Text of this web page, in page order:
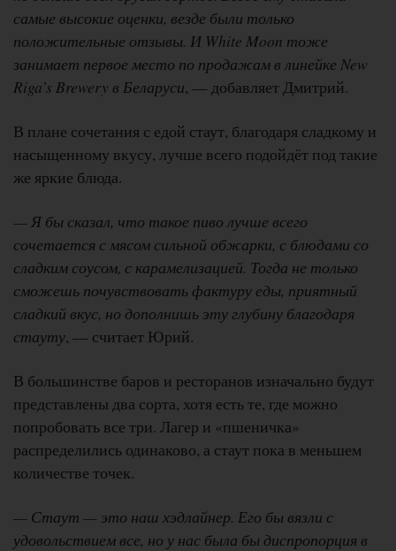
самые высокие оценки, везде были только
положительные отзывы. И White Moon тоже
занимает первое место по продажам в линейке New
Riga’s Brewery в Беларуси, — добавляет Дмитрий.
В плане сочетания с едой стаут, благодаря сладкому и
насыщенному вкусу, лучше всего подойдёт под такие
же яркие блюда.
— Я бы сказал, что такое пиво лучше всего
сочетается с мясом сильной обжарки, с блюдами со
сладким соусом, с карамелизацией. Тогда не только
сможешь почувствовать фактуру еды, приятный
сладкий вкус, но дополнишь эту глубину благодаря
стауту, — считает Юрий.
В большинстве баров и ресторанов изначально будут
представлены два сорта, хотя есть те, где можно
попробовать все три. Лагер и «пшеничка»
распределились одинаково, а стаут пока в меньшем
количестве точек.
— Стаут — это наш хэдлайнер. Его бы вязли с
удовольствием все, но у нас была бы диспропорция в